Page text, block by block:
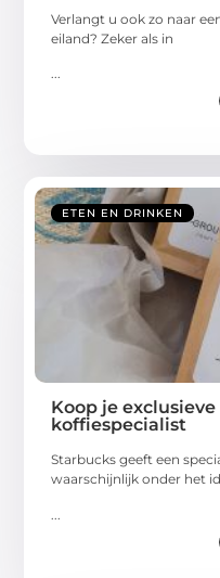
Verlangt u ook zo naar
eiland? Zeker als in
...
ETEN EN DRINKEN
Koop je
koffiespecialist
Starbucks geeft een
waarschijnlijk onder het